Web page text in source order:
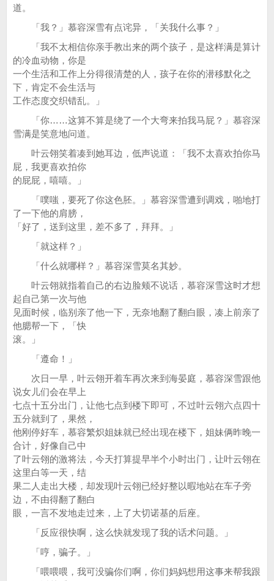
道。
「我？」慕容深雪有点诧异，「关我什么事？」
「我不太相信你亲手教出来的两个孩子，是这样满是算计
的冷血动物，你是
一个生活和工作上分得很清楚的人，孩子在你的潜移默化之
下，肯定不会生活与
工作态度交织错乱。」
「你……这算不算是绕了一个大弯来拍我马屁？」慕容深
雪满是笑意地问道。
叶云翎笑着凑到她耳边，低声说道：「我不太喜欢拍你马
屁，我更喜欢拍你
的屁屁，嘻嘻。」
「噗嗤，要死了你这色胚。」慕容深雪遭到调戏，啪地打
了一下他的肩膀，
「好了，送到这里，差不多了，拜拜。」
「就这样？」
「什么就哪样？」慕容深雪莫名其妙。
叶云翎就指着自己的右边脸颊不说话，慕容深雪这时才想
起自己第一次与他
见面时候，临别亲了他一下，无奈地翻了翻白眼，凑上前亲了
他腮帮一下，「快
滚。」
「遵命！」
次日一早，叶云翎开着车再次来到海晏庭，慕容深雪跟他
说女儿们会在早上
七点十五分出门，让他七点到楼下即可，不过叶云翎六点四十
五分就到了，果然，
他刚停好车，慕容繁炽姐妹就已经出现在楼下，姐妹俩昨晚一
合计，好像自己中
了叶云翎的激将法，今天打算提早半个小时出门，让叶云翎在
这里白等一天，结
果二人走出大楼，却发现叶云翎已经好整以暇地站在车子旁
边，不由得翻了翻白
眼，一言不发地走过来，上了大切诺基的后座。
「反应很快啊，这么快就发现了我的话术问题。」
「哼，骗子。」
「喂喂喂，我可没骗你们啊，你们妈妈想用这事来帮我跟